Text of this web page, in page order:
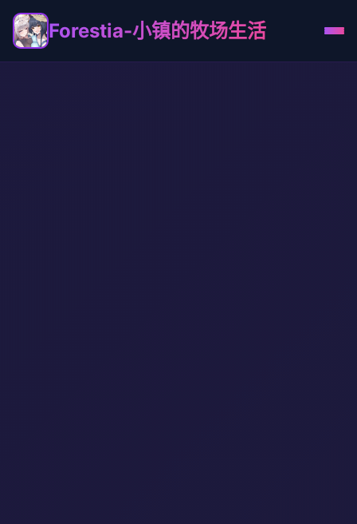
Forestia-小镇的牧场生活